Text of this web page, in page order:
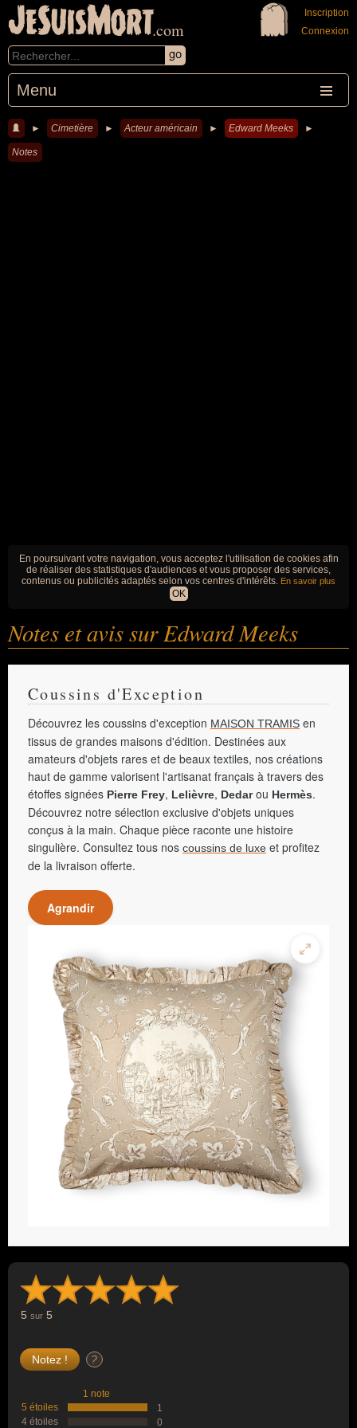
JeSuisMort.com
Menu
Inscription
Connexion
► Cimetière ► Acteur américain ► Edward Meeks ►
Notes
En poursuivant votre navigation, vous acceptez l'utilisation de cookies afin
de réaliser des statistiques d'audiences et vous proposer des services,
contenus ou publicités adaptés selon vos centres d'intérêts. En savoir plus
OK
Notes et avis sur Edward Meeks
Coussins d'Exception
Découvrez les coussins d'exception MAISON TRAMIS en
tissus de grandes maisons d'édition. Destinées aux
amateurs d'objets rares et de beaux textiles, nos créations
haut de gamme valorisent l'artisanat français à travers des
étoffes signées Pierre Frey, Lelièvre, Dedarou Hermès.
Découvrez notre sélection exclusive d'objets uniques
conçus à la main. Chaque pièce raconte une histoire
singulière. Consultez tous nos coussins de luxe et profitez
de la livraison offerte.
Agrandir
5 sur 5
?
1 note
5 étoiles
1
4 étoiles
0